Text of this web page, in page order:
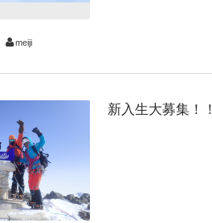
meiji
新入生大募集！！